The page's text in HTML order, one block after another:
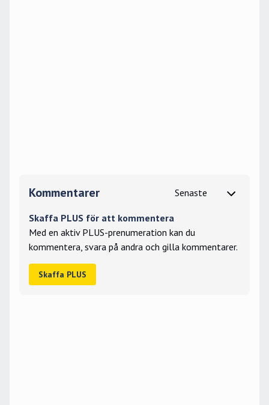
Kommentarer
Skaffa PLUS för att kommentera
Med en aktiv PLUS-prenumeration kan du
kommentera, svara på andra och gilla kommentarer.
Skaffa PLUS